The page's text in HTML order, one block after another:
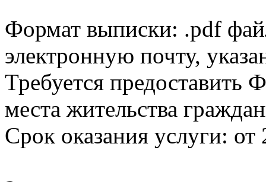
Формат выписки: .pdf
электронную почту,
Требуется
места жительства
Срок оказания услуги: от